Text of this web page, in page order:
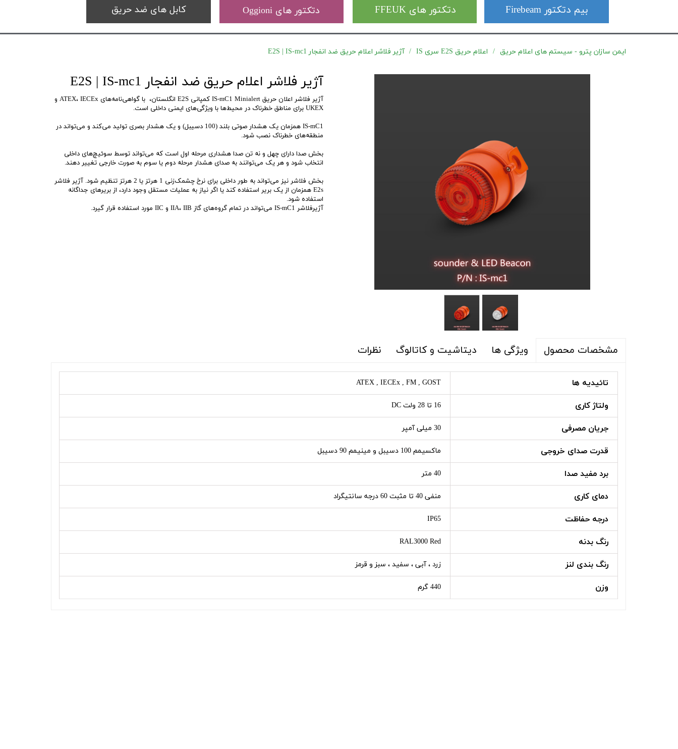
کابل های ضد حریق دتکتور های Oggioni دتکتور های FFEUK بیم دتکتور Firebeam
ایمن سازان پترو - سیستم های اعلام حریق اعلام حریق E2S سری IS آژیر فلاشر اعلام حریق ضد انفجار E2S | IS-mc1
آژیر فلاشر اعلام حریق ضد انفجار E2S | IS-mc1
آژیر فلاشر اعلان حریق IS-mC1 Minialert کمپانی E2S انگلستان، با گواهی‌نامه‌های ATEX، IECEx و
UKEX برای مناطق خطرناک در محیط‌ها با ویژگی‌های ایمنی داخلی است.
IS-mC1 همزمان یک هشدار صوتی بلند (100 دسیبل) و یک هشدار بصری تولید می‌کند و می‌تواند در
منطقه‌های خطرناک نصب شود.
بخش صدا دارای چهل و نه تن صدا هشداری مرحله اول است که می‌تواند توسط سوئیچ‌های داخلی
انتخاب شود و هر یک می‌توانند به صدای هشدار مرحله دوم یا سوم به صورت خارجی تغییر دهند.
بخش فلاشر نیز می‌تواند به طور داخلی برای نرخ چشمک‌زنی 1 هرتز یا 2 هرتز تنظیم شود. آژیر فلاشر
E2s همزمان از یک بریر استفاده کند یا اگر نیاز به عملیات مستقل وجود دارد، از بریرهای جداگانه
استفاده شود.
آژیرفلاشر IS-mC1 می‌تواند در تمام گروه‌های گاز IIA، IIB و IIC مورد استفاده قرار گیرد.
مشخصات محصول ویژگی ها دیتاشیت و کاتالوگ نظرات
تائیدیه ها ATEX , IECEx , FM , GOST
ولتاژ کاری 16 تا 28 ولت DC
جریان مصرفی 30 میلی آمپر
قدرت صدای خروجی ماکسیمم 100 دسیبل و مینیمم 90 دسیبل
برد مفید صدا 40 متر
دمای کاری منفی 40 تا مثبت 60 درجه سانتیگراد
درجه حفاظت IP65
رنگ بدنه RAL3000 Red
رنگ بندی لنز زرد ، آبی ، سفید ، سبز و قرمز
وزن 440 گرم